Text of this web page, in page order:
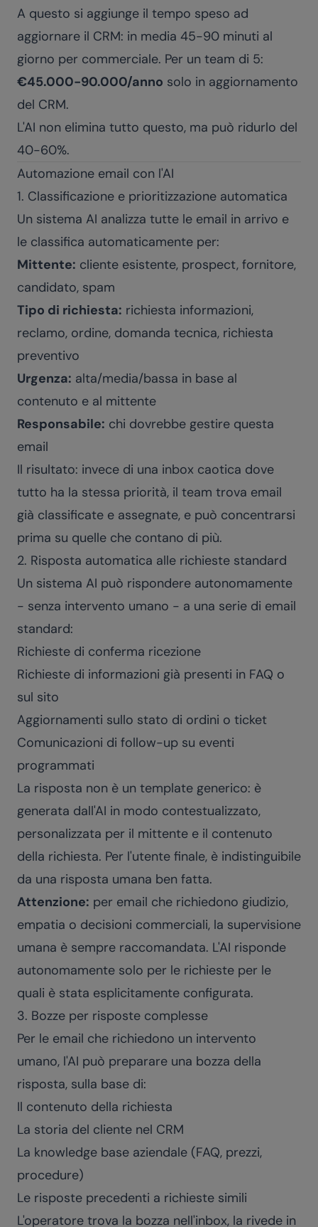
A questo si aggiunge il tempo speso ad
aggiornare il CRM: in media 45-90 minuti al
giorno per commerciale. Per un team di 5:
€45.000-90.000/anno solo in aggiornamento
del CRM.
L'AI non elimina tutto questo, ma può ridurlo del
40-60%.
Automazione email con l'AI
1. Classificazione e prioritizzazione automatica
Un sistema AI analizza tutte le email in arrivo e
le classifica automaticamente per:
Mittente: cliente esistente, prospect, fornitore,
candidato, spam
Tipo di richiesta: richiesta informazioni,
reclamo, ordine, domanda tecnica, richiesta
preventivo
Urgenza: alta/media/bassa in base al
contenuto e al mittente
Responsabile: chi dovrebbe gestire questa
email
Il risultato: invece di una inbox caotica dove
tutto ha la stessa priorità, il team trova email
già classificate e assegnate, e può concentrarsi
prima su quelle che contano di più.
2. Risposta automatica alle richieste standard
Un sistema AI può rispondere autonomamente
- senza intervento umano - a una serie di email
standard:
Richieste di conferma ricezione
Richieste di informazioni già presenti in FAQ o
sul sito
Aggiornamenti sullo stato di ordini o ticket
Comunicazioni di follow-up su eventi
programmati
La risposta non è un template generico: è
generata dall'AI in modo contestualizzato,
personalizzata per il mittente e il contenuto
della richiesta. Per l'utente finale, è indistinguibile
da una risposta umana ben fatta.
Attenzione: per email che richiedono giudizio,
empatia o decisioni commerciali, la supervisione
umana è sempre raccomandata. L'AI risponde
autonomamente solo per le richieste per le
quali è stata esplicitamente configurata.
3. Bozze per risposte complesse
Per le email che richiedono un intervento
umano, l'AI può preparare una bozza della
risposta, sulla base di:
Il contenuto della richiesta
La storia del cliente nel CRM
La knowledge base aziendale (FAQ, prezzi,
procedure)
Le risposte precedenti a richieste simili
L'operatore trova la bozza nell'inbox, la rivede in